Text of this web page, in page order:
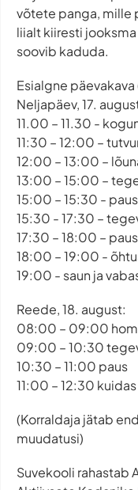
võtete panga, mille
liialt kiiresti
soovib kaduda.
Esialgne
Neljapäev, 17.
11.00 – 11.30 -
11:30 – 12:00 –
12:00 – 13:00 –
13:00 – 15:00 –
15:00 – 15:30 - paus
15:30 - 17:30 –
17:30 – 18:00 – paus
18:00 – 19:00 -
19:00 - saun ja
Reede, 18. august:
08:00 – 09:00
09:00 – 10:30
10:30 – 11:00 paus
11:00 – 12:30
(Korraldaja jätab
muudatusi)
Suvekooli rahastab